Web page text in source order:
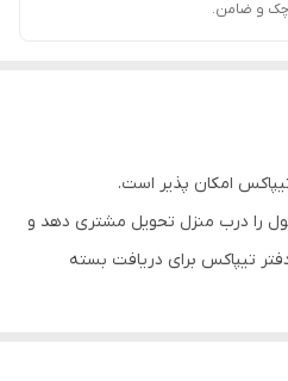
امکان پذیر است.
را درب منزل تحویل مشتری دهد و
تیپاکس برای دریافت بسته